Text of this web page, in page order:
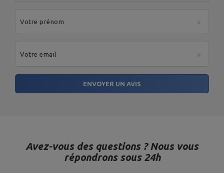
Votre prénom
Votre email
ENVOYER UN AVIS
Avez-vous des questions ? Nous vous
répondrons sous 24h